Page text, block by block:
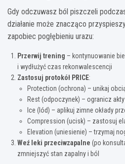
Gdy odczuwasz ból piszczeli
działanie może znacząco
zapobiec pogłębieniu urazu:
Przerwij trening – kontynuowanie
i wydłużyć czas rekonwalescencji
Zastosuj protokół PRICE:
Protection (ochrona) – unikaj
Rest (odpoczynek) – ogranicz
Ice (lód) – aplikuj zimne okłady
Compression (ucisk) – zastosuj
Elevation (uniesienie) – trzymaj
Weź leki przeciwzapalne (po
zmniejszyć stan zapalny i ból